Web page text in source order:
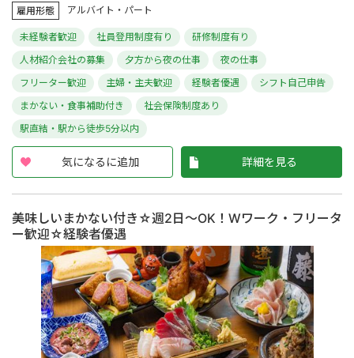
雇用形態
アルバイト・パート
未経験者歓迎 社員登用制度有り
研修制度有り
人材紹介会社の募集
夕方から夜の仕事
夜の仕事
フリーター歓迎
主婦・主夫歓迎 経験者優遇
シフト自己申告
まかない・食事補助付き
社会保険制度あり
駅直結・駅から徒歩5分以内
気になるに追加 詳細を見る
美味しいまかない付き☆週2日～OK！Wワーク・フリータ
ー歓迎☆経験者優遇